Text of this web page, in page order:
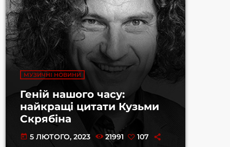
МУЗИЧНІ НОВИНИ
Геній нашого часу:
найкращі цитати Кузьми
Скрябіна
today 5 ЛЮТОГО, 2023 21991 107